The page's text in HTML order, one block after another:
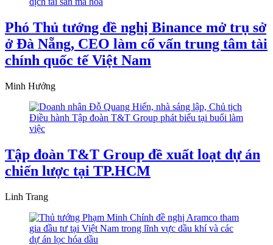
Phó Thủ tướng đề nghị Binance mở trụ sở
ở Đà Nẵng, CEO làm cố vấn trung tâm tài
chính quốc tế Việt Nam
Minh Hưởng
Tập đoàn T&T Group đề xuất loạt dự án
chiến lược tại TP.HCM
Linh Trang